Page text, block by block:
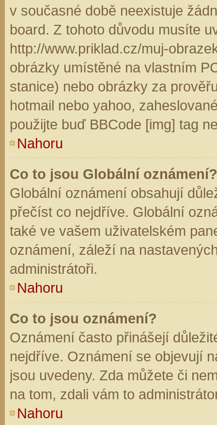
v současné době neexistuje
board. Z tohoto důvodu musíte
http://www.priklad.cz/muj-
obrázky umístěné na vlastním
stanice) nebo obrázky za
hotmail nebo yahoo,
použijte buď BBCode [img] tag
Nahoru
Co to jsou Globální oznámení?
Globální oznámení obsahují
přečíst co nejdříve. Globální
také ve vašem uživatelském
oznámení, záleží na
administrátoři.
Nahoru
Co to jsou oznámení?
Oznámení často přinášejí
nejdříve. Oznámení se objevují
jsou uvedeny. Zda můžete či
na tom, zdali vám to
Nahoru